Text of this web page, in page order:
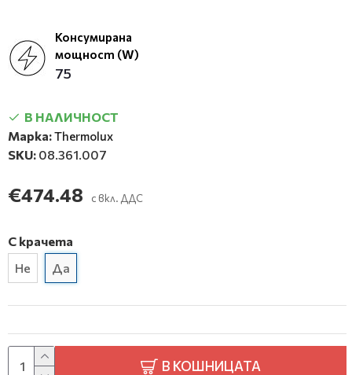
Консумирана
мощност (W)
75
В НАЛИЧНОСТ
Марка:Thermolux
SKU: 08.361.007
€474.48 с вкл. ДДС
С крачета
Не
Да
В КОШНИЦАТА